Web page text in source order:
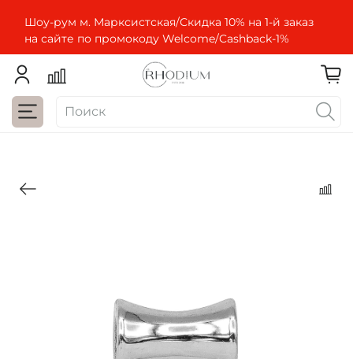
Шоу-рум м. Марксистская/Скидка 10% на 1-й заказ
на сайте по промокоду Welcome/Cashbaсk-1%